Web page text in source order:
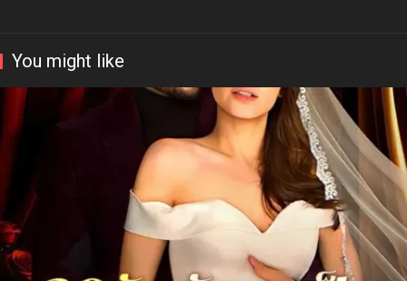
You might like